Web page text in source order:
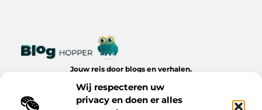
Wij respecteren uw
privacy en doen er alles
Jouw reis door blogs en verhalen.
dagelijks leven op Bloghopper.nl.